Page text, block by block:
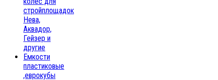
стройплощадок
Нева,
Аквадор,
Гейзер и
другие
Емкости
пластиковые
,еврокубы